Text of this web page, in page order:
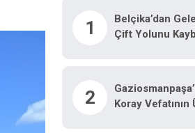
1
Belçika’dan
Çift Yolunu
2
Koray Vefatının